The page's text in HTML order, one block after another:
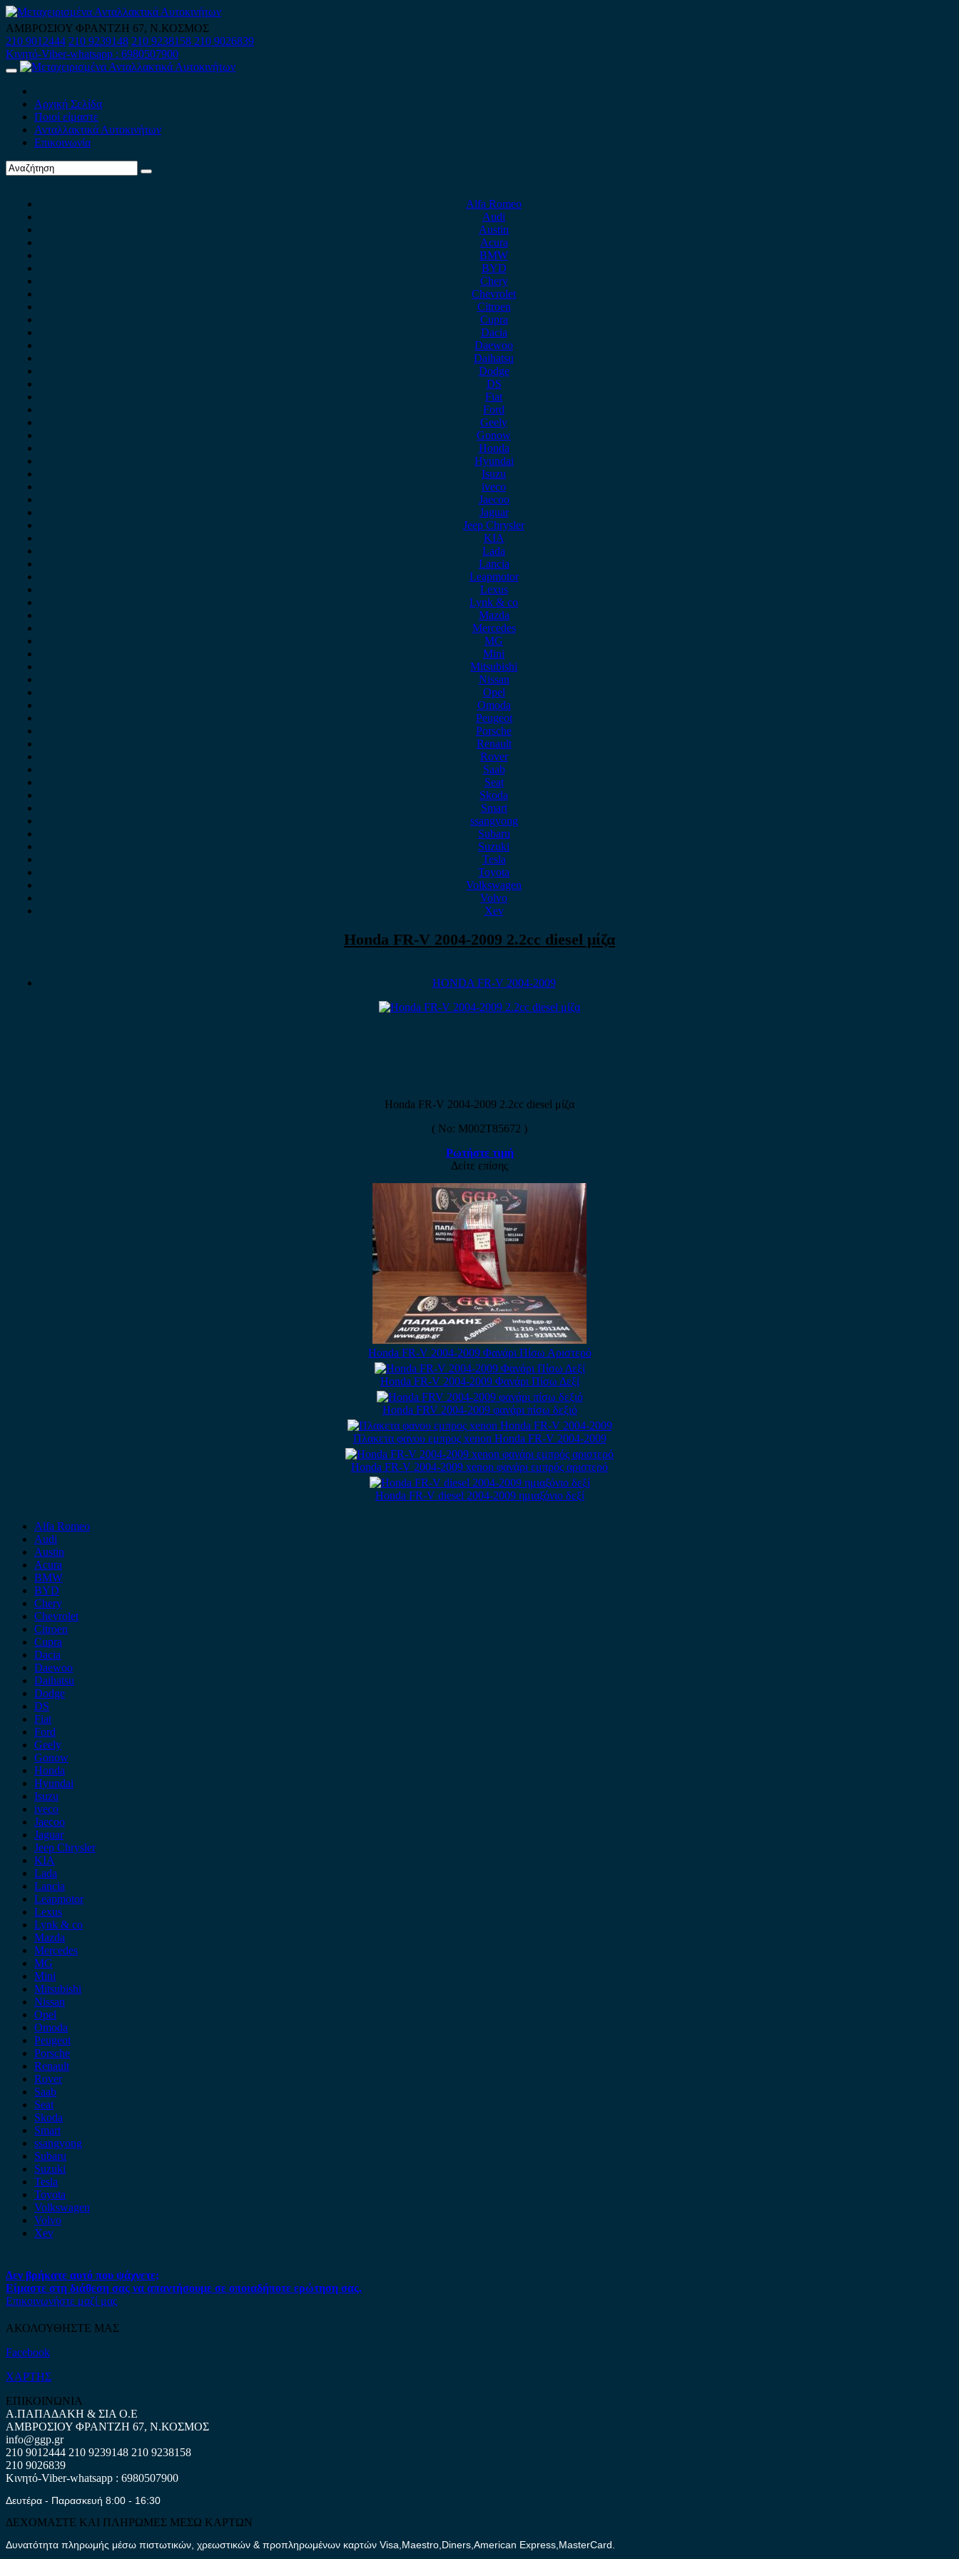
Skip
to
content
ΑΜΒΡΟΣΙΟΥ ΦΡΑΝΤΖΗ 67, Ν.ΚΟΣΜΟΣ
210 9012444 210 9239148 210 9238158 210 9026839
Κινητό-Viber-whatsapp : 6980507900
Primary
Αρχική Σελίδα
Ποιοί είμαστε
Ανταλλακτικά Αυτοκινήτων
Επικοινωνία
Alfa Romeo
Audi
Austin
Acura
BMW
BYD
Chery
Chevrolet
Citroen
Cupra
Dacia
Daewoo
Daihatsu
Dodge
DS
Fiat
Ford
Geely
Gonow
Honda
Hyundai
Isuzu
iveco
Jaecoo
Jaguar
Jeep Chrysler
KIA
Lada
Lancia
Leapmotor
Lexus
Lynk & co
Mazda
Mercedes
MG
Mini
Mitsubishi
Nissan
Opel
Omoda
Peugeot
Porsche
Renault
Rover
Saab
Seat
Skoda
Smart
ssangyong
Subaru
Suzuki
Tesla
Toyota
Volkswagen
Volvo
Xev
Honda FR-V 2004-2009 2.2cc diesel μίζα
HONDA FR-V 2004-2009
Honda FR-V 2004-2009 2.2cc diesel μίζα
( No: M002T85672 )
Ρωτήστε τιμή
Δείτε επίσης
Honda FR-V 2004-2009 Φανάρι Πίσω Αριστερό
Honda FR-V 2004-2009 Φανάρι Πίσω Δεξί
Honda FRV 2004-2009 φανάρι πίσω δεξιό
Πλακετα φανου εμπρος xenon Honda FR-V 2004-2009
Honda FR-V 2004-2009 xenon φανάρι εμπρός αριστερό
Honda FR-V diesel 2004-2009 ημιαξόνιο δεξί
Alfa Romeo
Audi
Austin
Acura
BMW
BYD
Chery
Chevrolet
Citroen
Cupra
Dacia
Daewoo
Daihatsu
Dodge
DS
Fiat
Ford
Geely
Gonow
Honda
Hyundai
Isuzu
iveco
Jaecoo
Jaguar
Jeep Chrysler
KIA
Lada
Lancia
Leapmotor
Lexus
Lynk & co
Mazda
Mercedes
MG
Mini
Mitsubishi
Nissan
Opel
Omoda
Peugeot
Porsche
Renault
Rover
Saab
Seat
Skoda
Smart
ssangyong
Subaru
Suzuki
Tesla
Toyota
Volkswagen
Volvo
Xev
Δεν βρήκατε αυτό που ψάχνετε;
Είμαστε στη διάθεση σας να απαντήσουμε σε οποιαδήποτε ερώτηση σας.
Επικοινωνήστε μαζί μας
ΑΚΟΛΟΥΘΗΣΤΕ ΜΑΣ
Facebook
ΧΑΡΤΗΣ
ΕΠΙΚΟΙΝΩΝΙΑ
Α.ΠΑΠΑΔΑΚΗ & ΣΙΑ Ο.Ε
ΑΜΒΡΟΣΙΟΥ ΦΡΑΝΤΖΗ 67, Ν.ΚΟΣΜΟΣ
info@ggp.gr
210 9012444 210 9239148 210 9238158
210 9026839
Κινητό-Viber-whatsapp : 6980507900
Δευτέρα - Παρασκευή 8:00 - 16:30
ΔΕΧΟΜΑΣΤΕ ΚΑΙ ΠΛΗΡΩΜΕΣ ΜΕΣΩ ΚΑΡΤΩΝ
Δυνατότητα πληρωμής μέσω πιστωτικών, χρεωστικών & προπληρωμένων καρτών Visa,Maestro,Diners,American Express,MasterCard.